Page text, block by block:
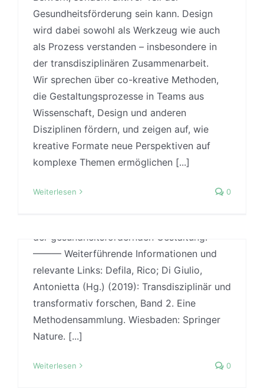
Gesundheitsförderung sein kann. Design
wird dabei sowohl als Werkzeug wie auch
als Prozess verstanden – insbesondere in
der transdisziplinären Zusammenarbeit.
Wir sprechen über co-kreative Methoden,
die Gestaltungsprozesse in Teams aus
Wissenschaft, Design und anderen
Disziplinen fördern, und zeigen auf, wie
kreative Formate neue Perspektiven auf
komplexe Themen ermöglichen [...]
Weiterlesen 0
sprichwörtlich mit der Basis der
gesundheitsfördernden Gestaltung -
nämlich unterschiedlichen Arbeitsmodi.
Dive, der sich eher
wissenschaftstheoretisch mit der
gesundheitsfördernden Gestaltung befasst.
Denn auch wenn die Begriffe im beruflichen
wie privaten Alltag inflationär und of gar
synomyn gebraucht werden, beschreiben
sie sehr unterschiedliche Formen der
Arbeitsweise. Wie schauen uns diese
der gesundheitsfördernden Gestaltung.
——— Weiterführende Informationen und
relevante Links: Defila, Rico; Di Giulio,
Antonietta (Hg.) (2019): Transdisziplinär und
transformativ forschen, Band 2. Eine
Methodensammlung. Wiesbaden: Springer
Nature. [...]
Weiterlesen 0
#27: BASIC – Gütekriterien
wissenschaftlicher Arbeit
24 Januar, 2025
Designtheorie,Evidence-based Design,
Forschungsmethoden,Podcast,Uncategorized,
und vor allem im Bereich der
wissenschaftliche Studien und Belege
die Qualität einer wissenschaftlichen Arbeit?
Worauf gilt es grundsätzlich zu achten,
wenn man selbst empirische Methoden
anwenden will? In dieser Folge geht es um
eine erste Orientierung was die
Gütekriterien wissenschaftlicher Arbeit sind